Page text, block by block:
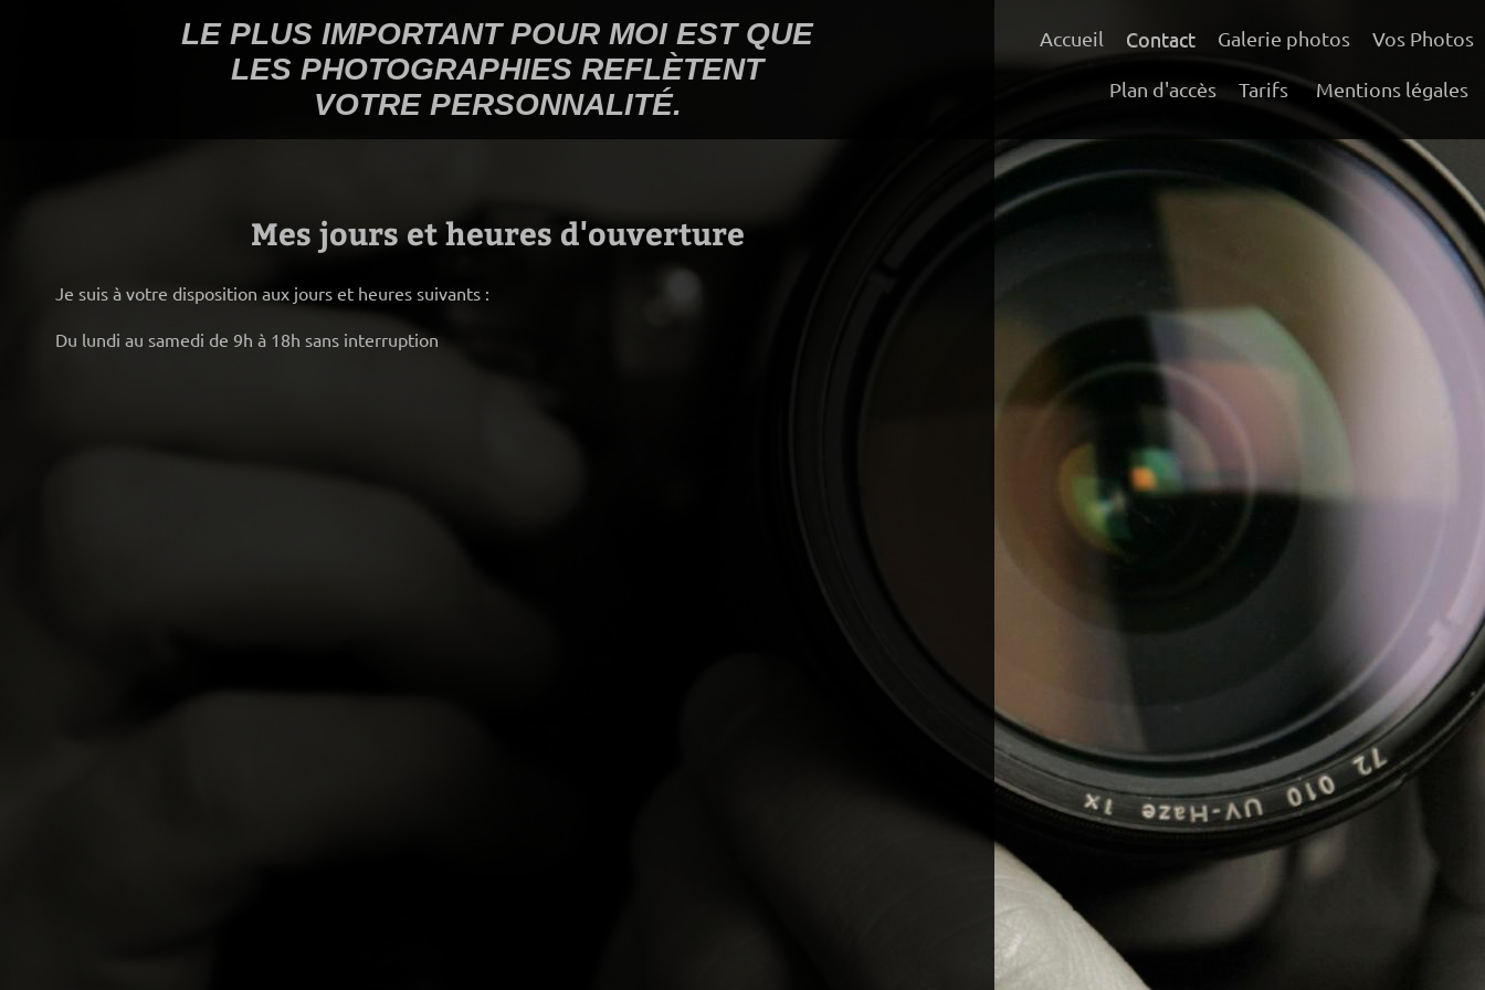
Accueil Contact Galerie photos Vos Photos
Plan d'accès Tarifs Mentions légales
LE PLUS IMPORTANT POUR MOI EST QUE
LES PHOTOGRAPHIES REFLÈTENT
VOTRE PERSONNALITÉ.
Mes jours et heures d'ouverture
Je suis à votre disposition aux jours et heures suivants :
Du lundi au samedi de 9h à 18h sans interruption